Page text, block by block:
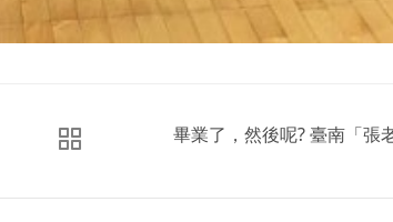
畢業了，然後呢? 臺南「張